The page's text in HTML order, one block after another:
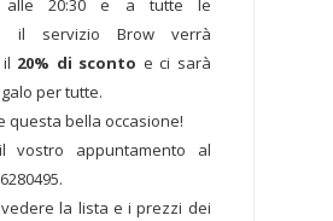
alle 20:30 e a tutte le
il servizio Brow verrà
20% di sconto e ci sarà
per tutte.
questa bella occasione!
vostro appuntamento al
la lista e i prezzi dei